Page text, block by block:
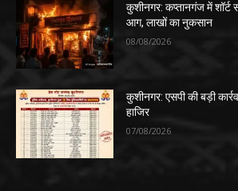
कुशीनगर: कप्तानगंज में
आग, लाखों का नुकसान
08/08/2026
कुशीनगर: एसपी की बड़ी
हाजिर
07/08/2026